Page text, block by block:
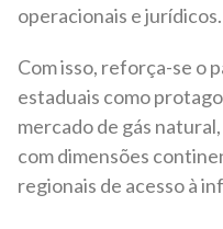
operacionais e jurídicos.
Com isso, reforça-se o
estaduais como
mercado de gás
com dimensões
regionais de acesso à